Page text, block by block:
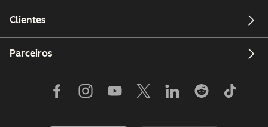
Clientes
Parceiros